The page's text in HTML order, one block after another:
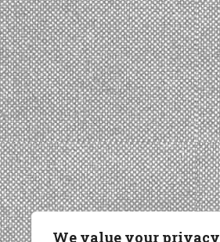
We value your privacy